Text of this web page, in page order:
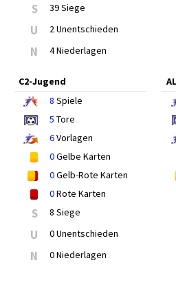
S 39 Siege
U 2 Unentschieden
N 4 Niederlagen
C2-Jugend
8 Spiele
5 Tore
6Vorlagen
0Gelbe Karten
0Gelb-Rote Karten
0Rote Karten
S 8 Siege
U 0 Unentschieden
N 0 Niederlagen